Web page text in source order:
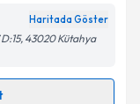
Aydınlatma
belirtilen
Haritada Göster
43020 Kütahya